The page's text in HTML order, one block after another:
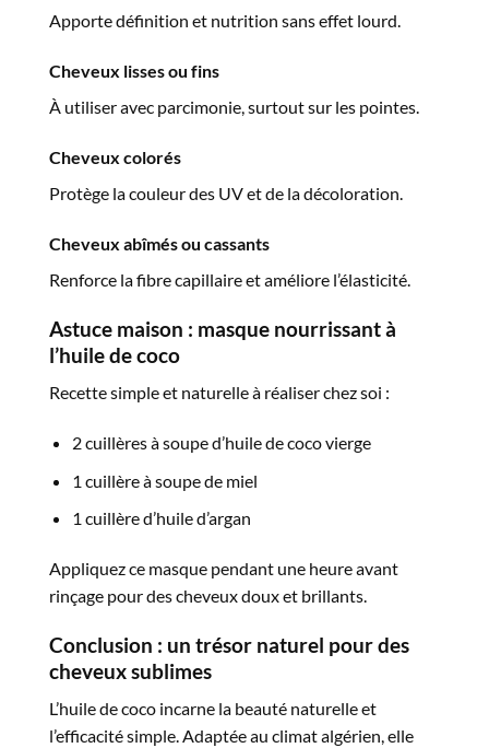
Apporte définition et nutrition sans effet lourd.
Cheveux lisses ou fins
À utiliser avec parcimonie, surtout sur les pointes.
Cheveux colorés
Protège la couleur des UV et de la décoloration.
Cheveux abîmés ou cassants
Renforce la fibre capillaire et améliore l’élasticité.
Astuce maison : masque nourrissantà
l’huiledecoco
Recette simple et naturelle à réaliser chez soi :
2 cuillères à soupe d’huile de coco vierge
1 cuillère à soupe de miel
1 cuillère d’huile d’argan
Appliquez ce masque pendant une heure avant
rinçage pour des cheveux doux et brillants.
Conclusion : un trésor naturel pourdes
cheveuxsublimes
L’huile de coco incarne la beauté naturelle et
l’efficacité simple. Adaptée au climat algérien, elle